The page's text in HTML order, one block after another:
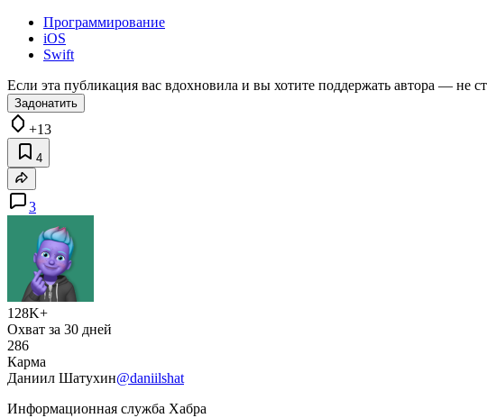
Программирование
iOS
Swift
Если эта публикация вас вдохновила и вы хотите поддержать автора — не
Задонатить
+13
4
3
128K+
Охват за 30 дней
286
Карма
Даниил Шатухин@daniilshat
Информационная служба Хабра